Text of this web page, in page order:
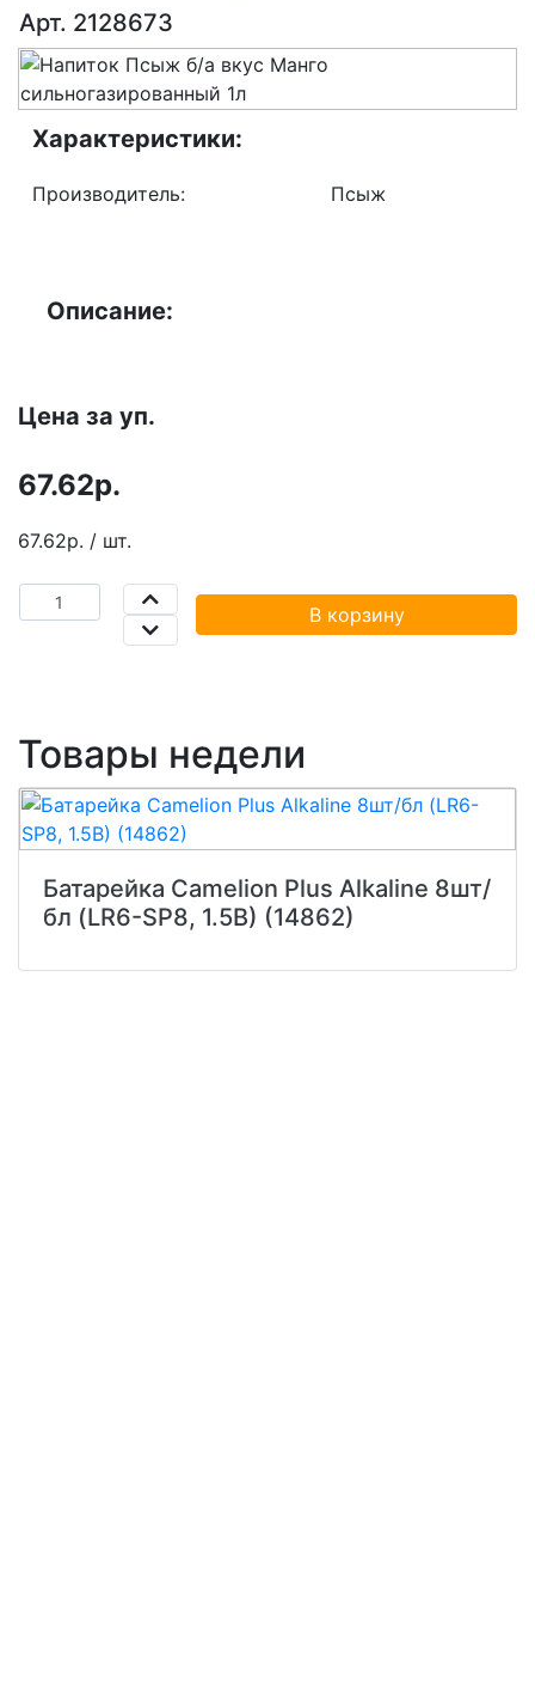
Арт. 2128673
Характеристики:
Производитель: Псыж
Описание:
Цена за уп.
67.62р.
67.62р. / шт.
В корзину
Товары недели
Батарейка Camelion Plus Alkaline 8шт/
бл (LR6-SP8, 1.5В) (14862)